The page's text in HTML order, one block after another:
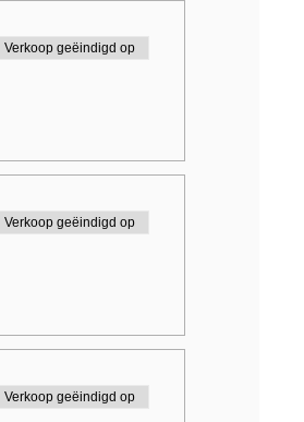
Verkoop geëindigd op
Verkoop geëindigd op
Verkoop geëindigd op